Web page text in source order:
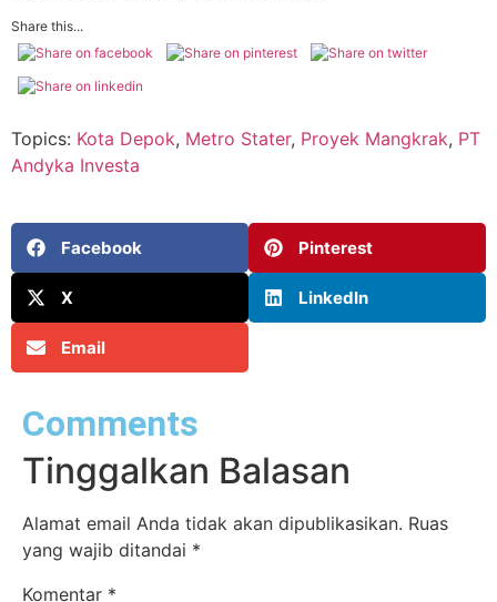
Share this...
Topics: Kota Depok, Metro Stater, Proyek Mangkrak, PT
Andyka Investa
Facebook Pinterest
X LinkedIn
Email
Comments
Tinggalkan Balasan
Alamat email Anda tidak akan dipublikasikan. Ruas
yang wajib ditandai *
Komentar *